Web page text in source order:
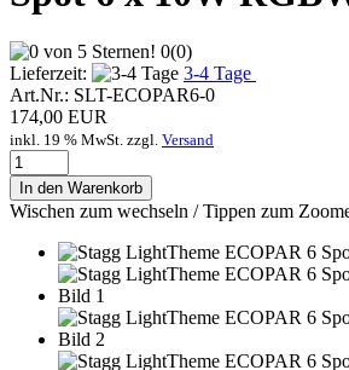
0(0)
Lieferzeit:
3-4 Tage
Art.Nr.: SLT-ECOPAR6-0
174,00 EUR
inkl. 19 % MwSt. zzgl. Versand
In den Warenkorb
Wischen zum wechseln / Tippen zum